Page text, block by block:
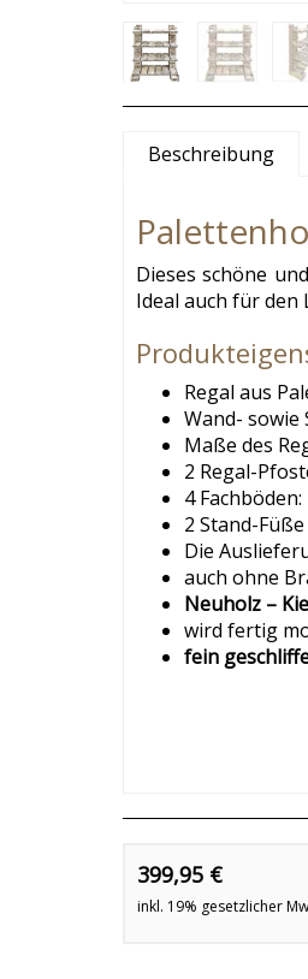
Beschreibung
Dieses schöne
Ideal auch für den
Regal aus
Wand- sowie
Maße des
2 Regal-
4
2 Stand-
Die
auch ohne
Neuholz –
wird fertig
fein
399,95 €
inkl. 19% gesetzlicher